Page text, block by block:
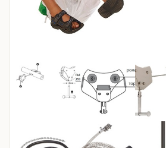
8 (925) 314-00-50
пн–сб, 10:00–20:00